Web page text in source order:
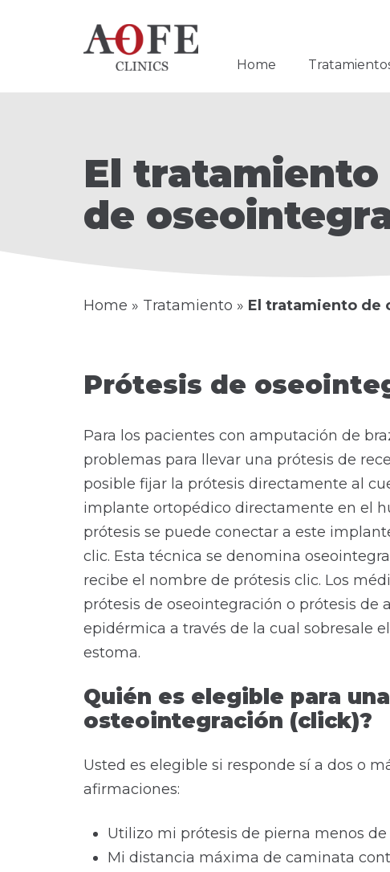
Home
El tratamiento
de
Home » Tratamiento » El tratamiento de
Prótesis de
Para los pacientes con amputación de
problemas para llevar una prótesis de
posible fijar la prótesis directamente al
implante ortopédico directamente en el
prótesis se puede conectar a este
clic. Esta técnica se denomina
recibe el nombre de prótesis clic. Los
prótesis de oseointegración o prótesis de
epidérmica a través de la cual sobresale
estoma.
Quién es elegible para
osteointegración (click)?
Usted es elegible si responde sí a dos o
afirmaciones:
Utilizo mi prótesis de pierna menos de
Mi distancia máxima de caminata